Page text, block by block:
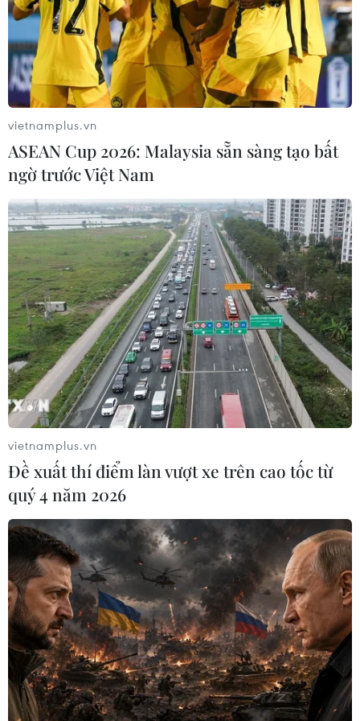
Ngày 15/8: Hạn cuối cùng nhận hồ sơ hỗ
trợ tiền thuê nhà cho lao động
12/08/2022 09:59
Bộ trưởng Đào Ngọc Dung yêu cầu hồ sơ đề nghị hỗ trợ
phải xong trước ngày 15/8; việc giải ngân chậm nhất là
ngày 30/8; các tỉnh có tỷ lệ giải ngân lớn phấn đấu từ
vietnamplus.vn
ASEAN Cup 2026: Malaysia sẵn sàng tạo bất
ngờ trước Việt Nam
vietnamplus.vn
Đề xuất thí điểm làn vượt xe trên cao tốc từ
quý 4 năm 2026